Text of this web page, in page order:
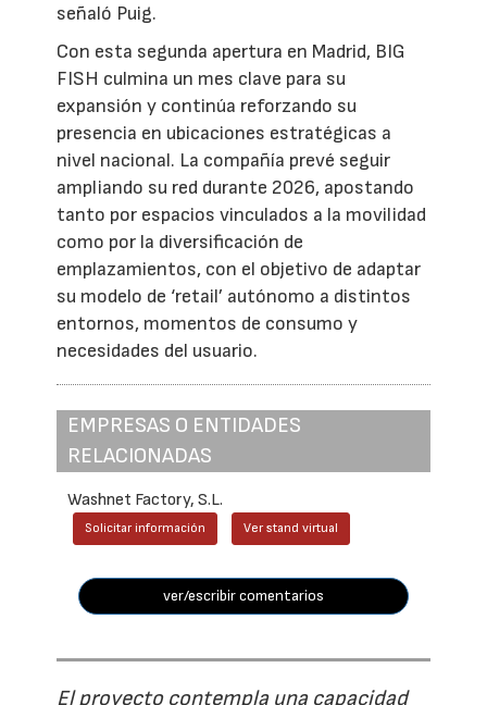
señaló Puig.
Con esta segunda apertura en Madrid, BIG
FISH culmina un mes clave para su
expansión y continúa reforzando su
presencia en ubicaciones estratégicas a
nivel nacional. La compañía prevé seguir
ampliando su red durante 2026, apostando
tanto por espacios vinculados a la movilidad
como por la diversificación de
emplazamientos, con el objetivo de adaptar
su modelo de ‘retail’ autónomo a distintos
entornos, momentos de consumo y
necesidades del usuario.
EMPRESAS O ENTIDADES
RELACIONADAS
Washnet Factory, S.L.
Solicitar información Ver stand virtual
ver/escribir comentarios
El proyecto contempla una capacidad